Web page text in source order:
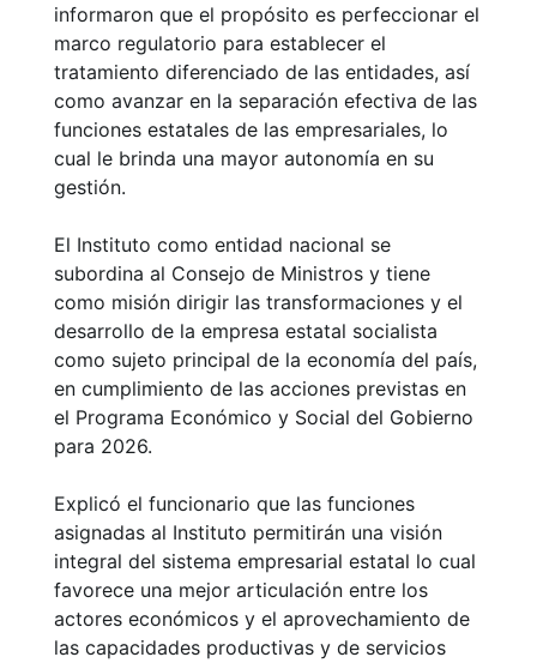
informaron que el propósito es perfeccionar el
marco regulatorio para establecer el
tratamiento diferenciado de las entidades, así
como avanzar en la separación efectiva de las
funciones estatales de las empresariales, lo
cual le brinda una mayor autonomía en su
gestión.
El Instituto como entidad nacional se
subordina al Consejo de Ministros y tiene
como misión dirigir las transformaciones y el
desarrollo de la empresa estatal socialista
como sujeto principal de la economía del país,
en cumplimiento de las acciones previstas en
el Programa Económico y Social del Gobierno
para 2026.
Explicó el funcionario que las funciones
asignadas al Instituto permitirán una visión
integral del sistema empresarial estatal lo cual
favorece una mejor articulación entre los
actores económicos y el aprovechamiento de
las capacidades productivas y de servicios